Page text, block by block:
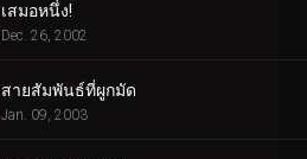
เสมอหนึ่ง!
Dec. 26, 2002
สายสัมพันธ์ที่ผูกมัด
Jan. 09, 2003